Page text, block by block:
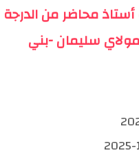
محاضر من الدرجة
مولاي سليمان -بني